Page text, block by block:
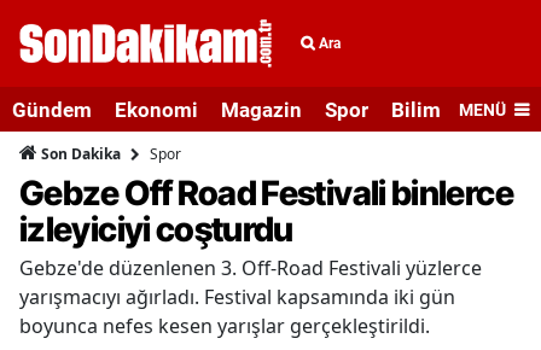
Ara
Gündem Ekonomi Magazin Spor Bilim veMENÜ
Son Dakika Spor
Gebze Off Road Festivali binlerce
izleyiciyi coşturdu
Gebze'de düzenlenen 3. Off-Road Festivali yüzlerce
yarışmacıyı ağırladı. Festival kapsamında iki gün
boyunca nefes kesen yarışlar gerçekleştirildi.